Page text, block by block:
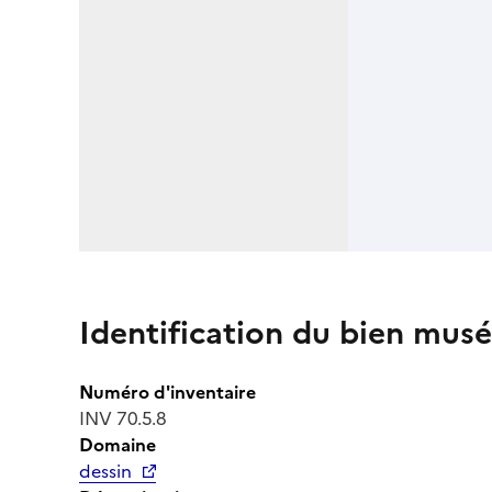
Identification du bien
Numéro d'inventaire
INV 70.5.8
Domaine
dessin